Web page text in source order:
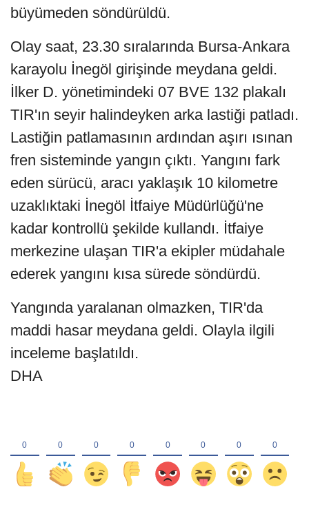
büyümeden söndürüldü.
Olay saat, 23.30 sıralarında Bursa-Ankara
karayolu İnegöl girişinde meydana geldi.
İlker D. yönetimindeki 07 BVE 132 plakalı
TIR'ın seyir halindeyken arka lastiği patladı.
Lastiğin patlamasının ardından aşırı ısınan
fren sisteminde yangın çıktı. Yangını fark
eden sürücü, aracı yaklaşık 10 kilometre
uzaklıktaki İnegöl İtfaiye Müdürlüğü'ne
kadar kontrollü şekilde kullandı. İtfaiye
merkezine ulaşan TIR'a ekipler müdahale
ederek yangını kısa sürede söndürdü.
Yangında yaralanan olmazken, TIR'da
maddi hasar meydana geldi. Olayla ilgili
inceleme başlatıldı.
DHA